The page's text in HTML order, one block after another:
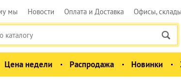
мы Новости Оплата и Доставка Офисы,
Цена недели Распродажа Новинки